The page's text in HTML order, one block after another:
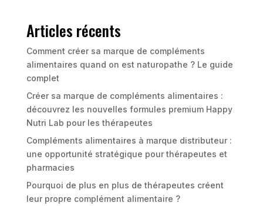
Articles récents
Comment créer sa marque de compléments
alimentaires quand on est naturopathe ? Le guide
complet
Créer sa marque de compléments alimentaires :
découvrez les nouvelles formules premium Happy
Nutri Lab pour les thérapeutes
Compléments alimentaires à marque distributeur :
une opportunité stratégique pour thérapeutes et
pharmacies
Pourquoi de plus en plus de thérapeutes créent
leur propre complément alimentaire ?